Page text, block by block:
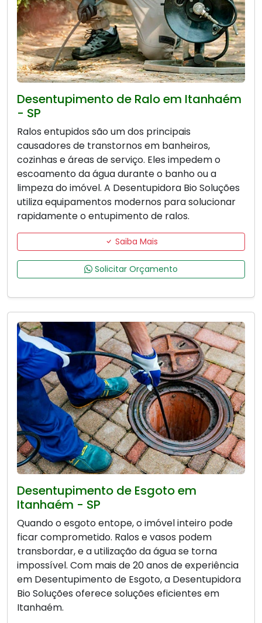
Desentupimento de Ralo em Itanhaém
- SP
Ralos entupidos são um dos principais
causadores de transtornos em banheiros,
cozinhas e áreas de serviço. Eles impedem o
escoamento da água durante o banho ou a
limpeza do imóvel. A Desentupidora Bio Soluções
utiliza equipamentos modernos para solucionar
rapidamente o entupimento de ralos.
Saiba Mais
Solicitar Orçamento
Desentupimento de Esgoto em
Itanhaém - SP
Quando o esgoto entope, o imóvel inteiro pode
ficar comprometido. Ralos e vasos podem
transbordar, e a utilização da água se torna
impossível. Com mais de 20 anos de experiência
em Desentupimento de Esgoto, a Desentupidora
Bio Soluções oferece soluções eficientes em
Itanhaém.